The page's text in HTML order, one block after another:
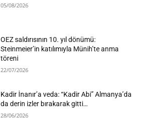
05/08/2026
OEZ saldırısının 10. yıl dönümü:
Steinmeier’in katılımıyla Münih’te anma
töreni
22/07/2026
Kadir İnanır’a veda: “Kadir Abi” Almanya’da
da derin izler bırakarak gitti…
28/06/2026